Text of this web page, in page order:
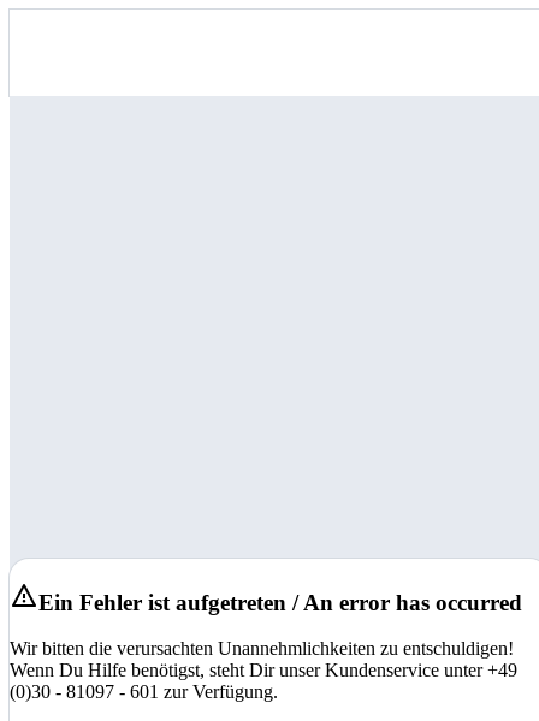
Ein Fehler ist aufgetreten / An error has occurred
Wir bitten die verursachten Unannehmlichkeiten zu entschuldigen!
Wenn Du Hilfe benötigst, steht Dir unser Kundenservice unter +49
(0)30 - 81097 - 601 zur Verfügung.